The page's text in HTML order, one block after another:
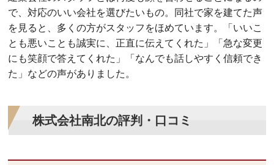
で、対応のいい会社を選びたいもの。同社で家を建てた声
を見ると、多くの方がスタッフをほめています。「いいこ
とも悪いことも誠実に、正直に伝えてくれた」「急な変更
にも笑顔で答えてくれた」「なんでも話しやすく信頼でき
た」などの声がありました。
株式会社南北の評判・口コミ